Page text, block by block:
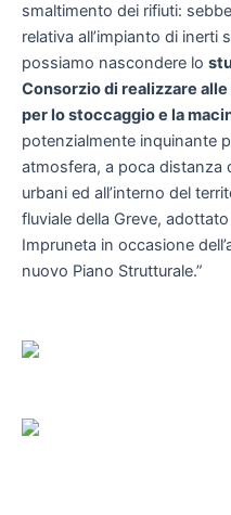
smaltimento dei rifiuti:
relativa all’impianto di inerti
possiamo nascondere lo
Consorzio di realizzare
per lo stoccaggio e la
potenzialmente inquinante
atmosfera, a poca distanza
urbani ed all’interno del
fluviale della Greve,
Impruneta in occasione
nuovo Piano Strutturale.”